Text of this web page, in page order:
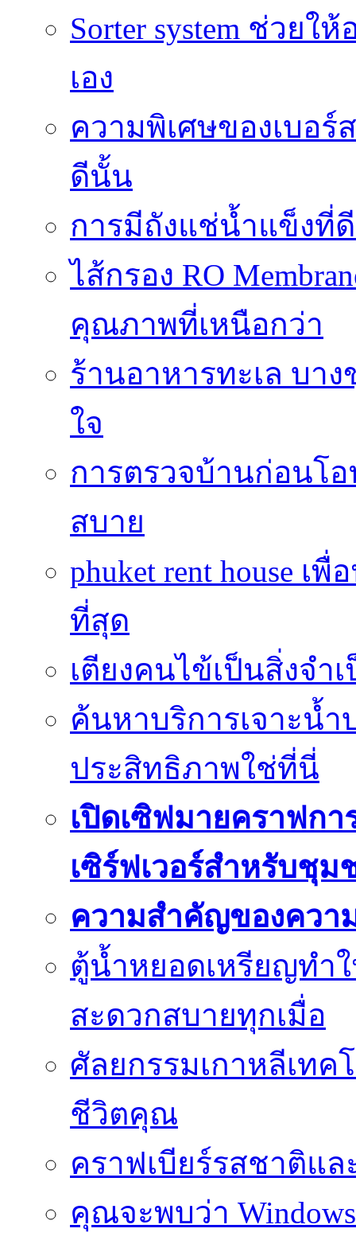
Sorter system ช่วย
เอง
ความพิเศษของเบอ
ดีนั้น
การมีถังแช่น้ำแข็งที่
ไส้กรอง RO
คุณภาพที่เหนือกว่า
ร้านอาหารทะเล บา
ใจ
การตรวจบ้านก่อนโ
สบาย
phuket rent house
ที่สุด
เตียงคนไข้เป็นสิ่งจำ
ค้นหาบริการเจาะน้
ประสิทธิภาพใช่ที่นี่
เปิดเซิฟมายคราฟกา
เซิร์ฟเวอร์สำหรับชุม
ความสำคัญของควา
ตู้น้ำหยอดเหรียญทำ
สะดวกสบายทุกเมื่อ
ศัลยกรรมเกาหลีเท
ชีวิตคุณ
คราฟเบียร์รสชาติแ
คุณจะพบว่า